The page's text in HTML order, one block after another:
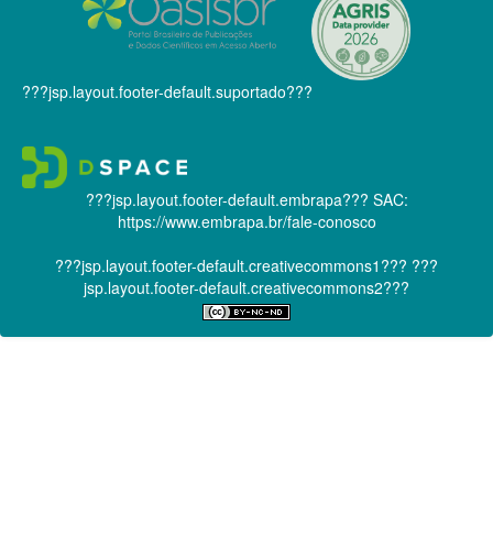
???jsp.layout.footer-default.suportado???
???jsp.layout.footer-default.embrapa??? SAC:
https://www.embrapa.br/fale-conosco
???jsp.layout.footer-default.creativecommons1??? ???
jsp.layout.footer-default.creativecommons2???